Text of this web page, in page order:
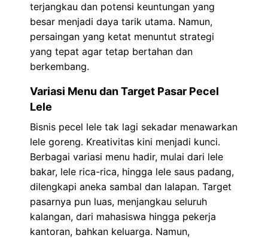
terjangkau dan potensi keuntungan yang
besar menjadi daya tarik utama. Namun,
persaingan yang ketat menuntut strategi
yang tepat agar tetap bertahan dan
berkembang.
Variasi Menu dan Target Pasar Pecel
Lele
Bisnis pecel lele tak lagi sekadar menawarkan
lele goreng. Kreativitas kini menjadi kunci.
Berbagai variasi menu hadir, mulai dari lele
bakar, lele rica-rica, hingga lele saus padang,
dilengkapi aneka sambal dan lalapan. Target
pasarnya pun luas, menjangkau seluruh
kalangan, dari mahasiswa hingga pekerja
kantoran, bahkan keluarga. Namun,